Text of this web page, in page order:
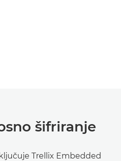
šifriranje
Trellix Embedded